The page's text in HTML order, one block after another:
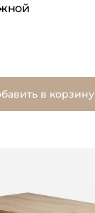
в корзину